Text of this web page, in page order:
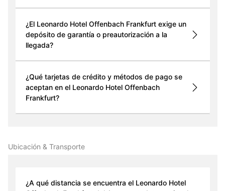
¿El Leonardo Hotel Offenbach Frankfurt exige un
depósito de garantía o preautorización a la
llegada?
¿Qué tarjetas de crédito y métodos de pago se
aceptan en el Leonardo Hotel Offenbach
Frankfurt?
Ubicación & Transporte
¿A qué distancia se encuentra el Leonardo Hotel